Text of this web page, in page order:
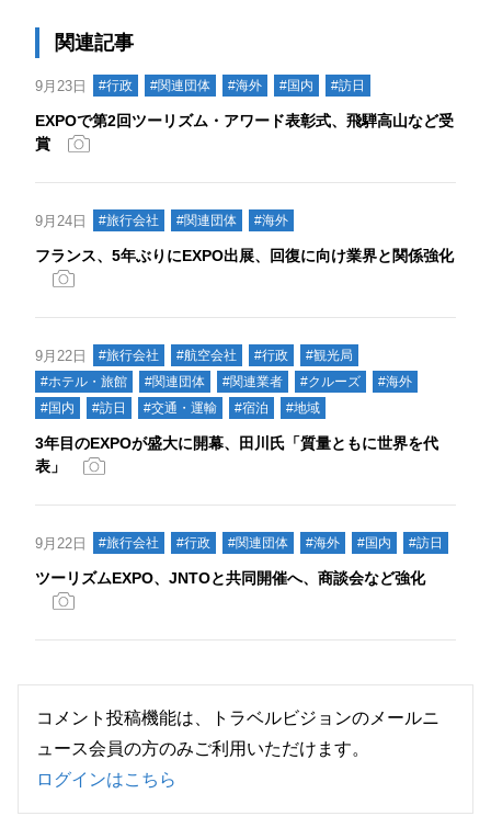
関連記事
9月23日 #行政 #関連団体 #海外 #国内 #訪日
EXPOで第2回ツーリズム・アワード表彰式、飛騨高山など受
賞
9月24日 #旅行会社 #関連団体 #海外
フランス、5年ぶりにEXPO出展、回復に向け業界と関係強化
9月22日 #旅行会社 #航空会社 #行政
#観光局
#ホテル・旅館
#関連団体 #関連業者 #クルーズ
#海外
#国内
#訪日 #交通・運輸 #宿泊 #地域
3年目のEXPOが盛大に開幕、田川氏「質量ともに世界を代
表」
9月22日 #旅行会社 #行政 #関連団体 #海外 #国内 #訪日
ツーリズムEXPO、JNTOと共同開催へ、商談会など強化
コメント投稿機能は、トラベルビジョンのメールニ
ュース会員の方のみご利用いただけます。
ログインはこちら